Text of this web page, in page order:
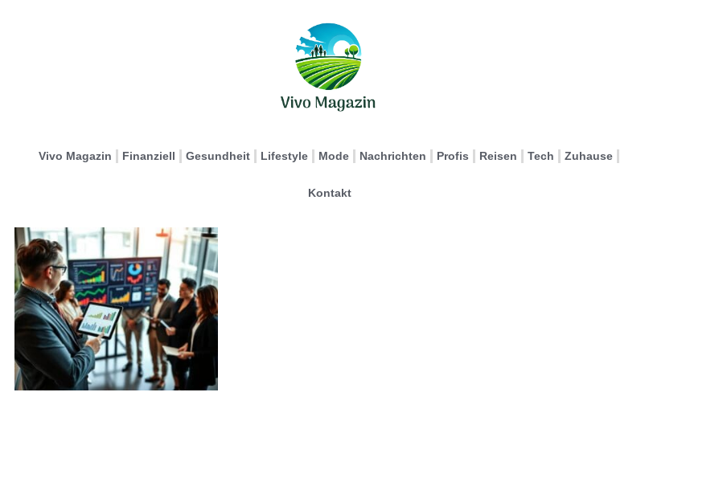
Vivo Magazin Finanziell Gesundheit Lifestyle Mode Nachrichten Profis Reisen Tech Zuhause
Kontakt